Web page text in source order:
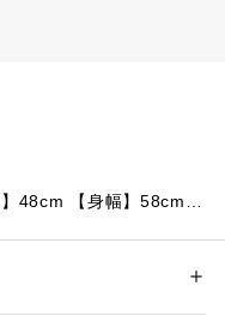
48cm 【身幅】58cm